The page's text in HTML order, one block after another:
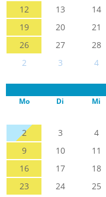
12
13 14
19
20 21
26
27 28
2
3 4
Mo Di Mi
2
3 4
9
10 11
16
17 18
23
24 25